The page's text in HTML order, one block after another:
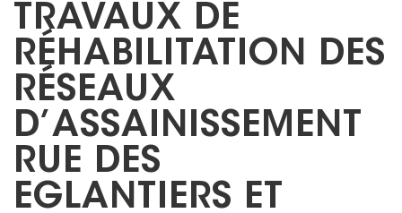
TRAVAUX DE
RÉHABILITATION DES
RÉSEAUX
D’ASSAINISSEMENT
RUE DES
EGLANTIERS ET